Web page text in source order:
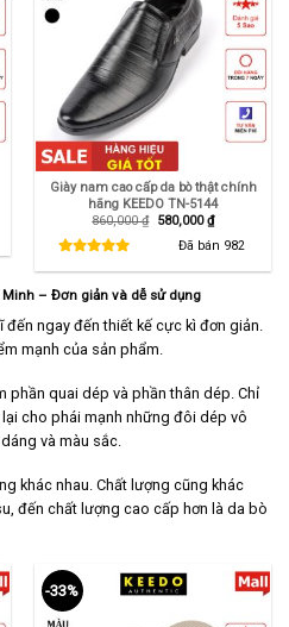
Giày nam cao cấp da bò thật chính
hãng KEEDO TN-5144
860,000₫ Giá
580,000₫Giá
hiện
tại
Đã bán 982
Minh – Đơn giản và dễ sử dụng
đến ngay đến thiết kế cực kì đơn giản.
mạnh của sản phẩm.
phần quai dép và phần thân dép. Chỉ
cho phái mạnh những đôi dép vô
và màu sắc.
khác nhau. Chất lượng cũng khác
đến chất lượng cao cấp hơn là da bò
-33%